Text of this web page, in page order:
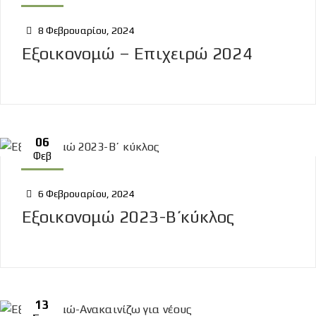
8 Φεβρουαρίου, 2024
Εξοικονομώ – Επιχειρώ 2024
06
Φεβ
6 Φεβρουαρίου, 2024
Εξοικονομώ 2023-Β΄ κύκλος
13